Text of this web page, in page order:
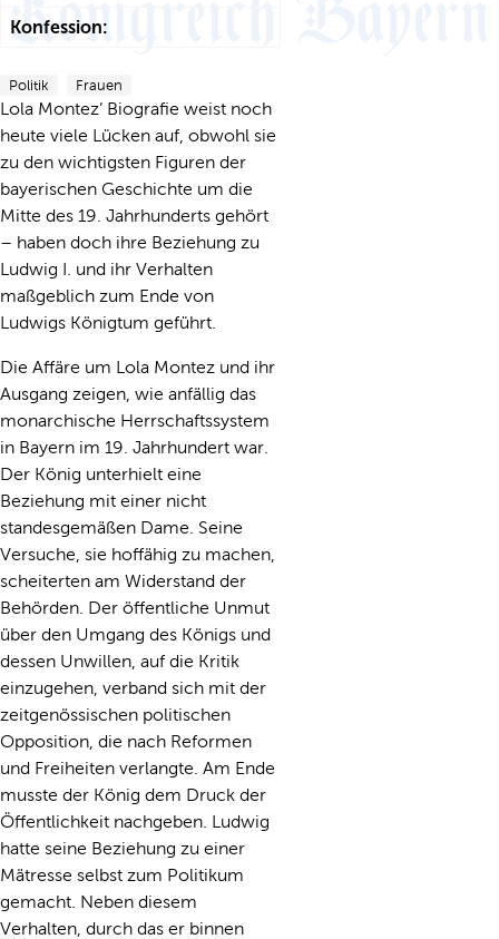
Konfession:
Politik Frauen
Lola Montez’ Biografie weist noch
heute viele Lücken auf, obwohl sie
zu den wichtigsten Figuren der
bayerischen Geschichte um die
Mitte des 19. Jahrhunderts gehört
– haben doch ihre Beziehung zu
Ludwig I. und ihr Verhalten
maßgeblich zum Ende von
Ludwigs Königtum geführt.
Die Affäre um Lola Montez und ihr
Ausgang zeigen, wie anfällig das
monarchische Herrschaftssystem
in Bayern im 19. Jahrhundert war.
Der König unterhielt eine
Beziehung mit einer nicht
standesgemäßen Dame. Seine
Versuche, sie hoffähig zu machen,
scheiterten am Widerstand der
Behörden. Der öffentliche Unmut
über den Umgang des Königs und
dessen Unwillen, auf die Kritik
einzugehen, verband sich mit der
zeitgenössischen politischen
Opposition, die nach Reformen
und Freiheiten verlangte. Am Ende
musste der König dem Druck der
Öffentlichkeit nachgeben. Ludwig
hatte seine Beziehung zu einer
Mätresse selbst zum Politikum
gemacht. Neben diesem
Verhalten, durch das er binnen